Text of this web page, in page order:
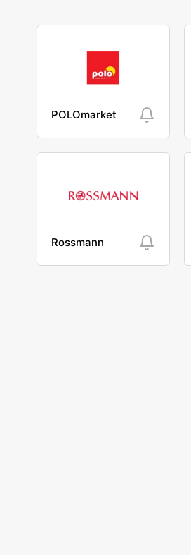
POLOmarket
Rossmann